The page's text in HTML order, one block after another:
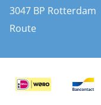
Bootkussens
Zwemtrappen
3047 BP Rotterdam
Route